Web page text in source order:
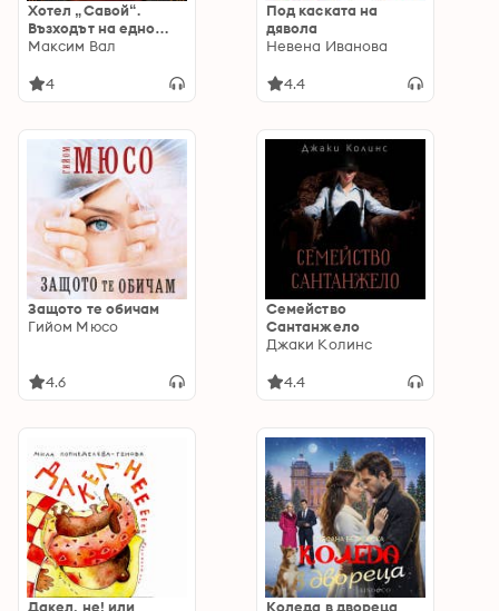
Хотел „Савой“.
Възходът на едно
семейство
Максим Вал
4
Под каската на
дявола
Невена Иванова
4.4
Защото те обичам
Гийом Мюсо
4.6
Семейство
Сантанжело
Джаки Колинс
4.4
Дакел, не! или
Коледа в двореца